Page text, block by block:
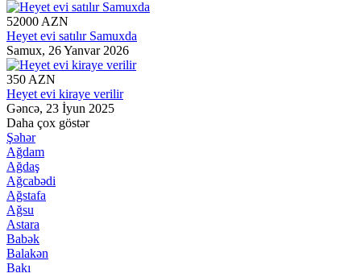
52000 AZN
Heyet evi satılır Samuxda
Samux, 26 Yanvar 2026
350 AZN
Heyet evi kiraye verilir
Gəncə, 23 İyun 2025
Daha çox göstər
Şəhər
Ağdam
Ağdaş
Ağcabədi
Ağstafa
Ağsu
Astara
Babək
Balakən
Bakı